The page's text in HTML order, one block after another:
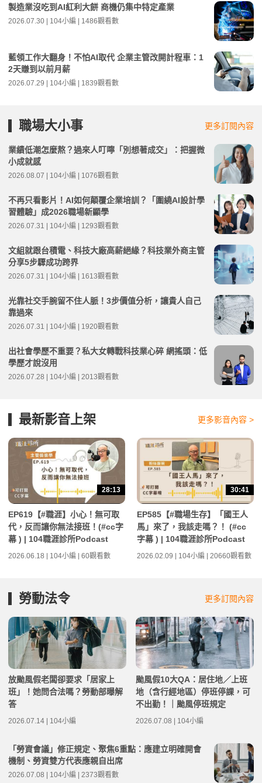
製造業沒吃到AI紅利大餅 商機仍集中特定產業
2026.07.30 | 104小編 | 1486觀看數
藍領工作大翻身！不怕AI取代 企業主管改開計程車：1
2天賺到以前月薪
2026.07.29 | 104小編 | 1839觀看數
職場大小事 更多訂閱內容
業績低潮怎麼熬？過來人叮嚀「別想著成交」：把握微
小成就感
2026.08.07 | 104小編 | 1076觀看數
不再只看影片！AI如何顛覆企業培訓？「圍繞AI設計學
習體驗」成2026職場新顯學
2026.07.31 | 104小編 | 1293觀看數
文組就跟台積電、科技大廠高薪絕緣？科技業外商主管
分享5步驟成功跨界
2026.07.31 | 104小編 | 1613觀看數
光靠社交手腕留不住人脈！3步價值分析，讓貴人自己
靠過來
2026.07.31 | 104小編 | 1920觀看數
出社會學歷不重要？私大女轉戰科技業心碎 網搖頭：低
學歷才說沒用
2026.07.28 | 104小編 | 2013觀看數
最新影音上架 更多影音內容 >
28:13
EP619【#職涯】小心！無可取
代，反而讓你無法接班！(#cc字
幕 ) | 104職涯診所Podcast
2026.06.18 | 104小編 | 60觀看數
30:41
EP585【#職場生存】「國王人
馬」來了，我該走嗎？！ (#cc
字幕 ) | 104職涯診所Podcast
2026.02.09 | 104小編 | 20660觀看數
勞動法令 更多訂閱內容
放颱風假老闆卻要求「居家上
班」！她問合法嗎？勞動部曝解
答
2026.07.14 | 104小編
颱風假10大QA：居住地／上班
地（含行經地區）停班停課，可
不出勤！｜颱風停班規定
2026.07.08 | 104小編
「勞資會議」修正規定、聚焦6重點：應建立明確開會
機制、勞資雙方代表應親自出席
2026.07.08 | 104小編 | 2373觀看數